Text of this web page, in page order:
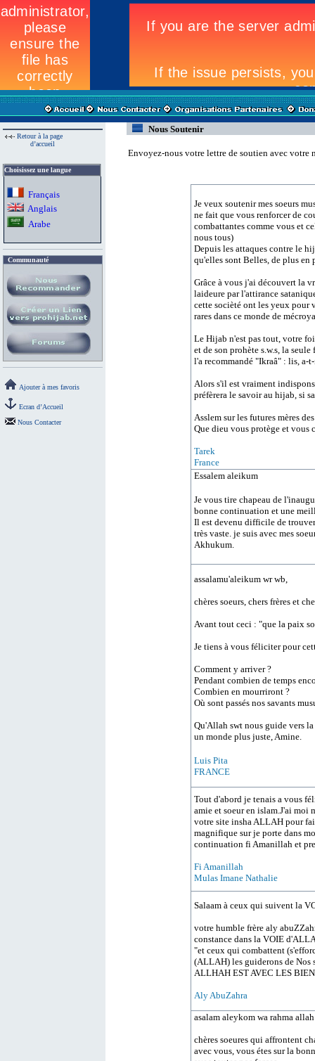
Retour à la page
d’accueil
Choisissez une langue
Français
Anglais
Arabe
Communauté
Ajouter à mes favoris
Ecran d’Accueil
Nous Contacter
Nous Soutenir
Envoyez-nous votre lettre de soutien avec votre
Je veux soutenir mes soeurs
ne fait que vous renforcer de
combattantes comme vous et
nous tous)
Depuis les attaques contre le
qu'elles sont Belles, de plus en
Grâce à vous j'ai découvert la
laideure par l'attirance
cette socièté ont les yeux pour
rares dans ce monde de
Le Hijab n'est pas tout, votre
et de son prohète s.w.s, la
l'a recommandé "Ikraâ" : lis, a-
Alors s'il est vraiment
préfèrera le savoir au hijab, si
Asslem sur les futures mères
Que dieu vous protège et vous
Tarek
France
Essalem aleikum
Je vous tire chapeau de
bonne continuation et une
Il est devenu difficile de
très vaste. je suis avec mes
Akhukum.
assalamu'aleikum wr wb,
chères soeurs, chers frères et
Avant tout ceci : "que la paix
Je tiens à vous féliciter pour
Comment y arriver ?
Pendant combien de temps
Combien en mourriront ?
Où sont passés nos savants
Qu'Allah swt nous guide vers
un monde plus juste, Amine.
Luis Pita
FRANCE
Tout d'abord je tenais a vous
amie et soeur en islam.J'ai moi
votre site insha ALLAH pour
magnifique sur je porte dans
continuation fi Amanillah et
Fi Amanillah
Mulas Imane Nathalie
Salaam à ceux qui suivent la
votre humble frère aly
constance dans la VOIE
"et ceux qui combattent
(ALLAH) les guiderons de Nos
ALLHAH EST AVEC LES
Aly AbuZahra
asalam aleykom wa rahma
chères soeures qui affrontent
avec vous, vous étes sur la